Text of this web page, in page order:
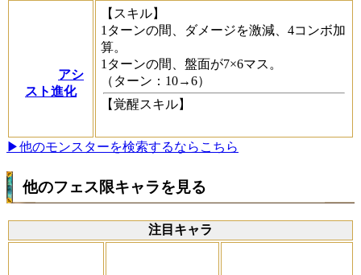
アシ
スト進化
【スキル】
1ターンの間、ダメージを激減、4コンボ加
算。
1ターンの間、盤面が7×6マス。
（ターン：10→6）
【覚醒スキル】
▶他のモンスターを検索するならこちら
他のフェス限キャラを見る
注目キャラ